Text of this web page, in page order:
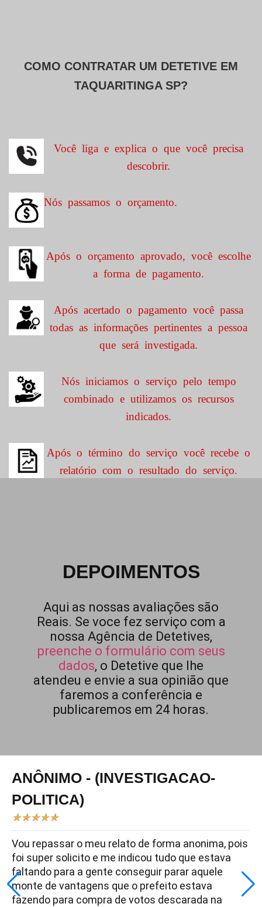
COMO CONTRATAR UM DETETIVE EM
TAQUARITINGA SP?
Você liga e explica o que você precisa
descobrir.
Nós passamos o orçamento.
Após o orçamento aprovado, você escolhe
a forma de pagamento.
Após acertado o pagamento você passa
todas as informações pertinentes a pessoa
que será investigada.
Nós iniciamos o serviço pelo tempo
combinado e utilizamos os recursos
indicados.
Após o término do serviço você recebe o
relatório com o resultado do serviço.
DEPOIMENTOS
Aqui as nossas avaliações são
Reais. Se voce fez serviço com a
nossa Agência de Detetives,
preenche o formulário com seus
dados, o Detetive que lhe
atendeu e envie a sua opinião que
faremos a conferência e
publicaremos em 24 horas.
ANÔNIMO - (INVESTIGACAO-
POLITICA)
★★★★★
Vou repassar o meu relato de forma anonima, pois
foi super solicito e me indicou tudo que estava
faltando para a gente conseguir parar aquele
monte de vantagens que o prefeito estava
fazendo para compra de votos descarada na